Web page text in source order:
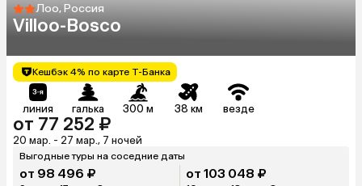
Лоо, Россия
Villoo-Bosco
Кешбэк 4% по карте Т-Банка
линия галька 300 м 38 км везде
от 77 252 ₽
20 мар. - 27 мар., 7 ночей
Выгодные туры на соседние даты
от 98 496 ₽ от 103 048 ₽